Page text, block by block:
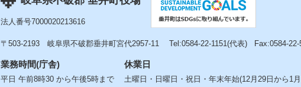
法人番号7000020213616
〒503-2193 岐阜県不破郡垂井町宮代2957-11 Tel:0584-22-1151(代表) Fax:0584-22-
業務時間(庁舎)
平日 午前8時30 から午後5時まで
休業日
土曜日・日曜日・祝日・年末年始(12月29日から1